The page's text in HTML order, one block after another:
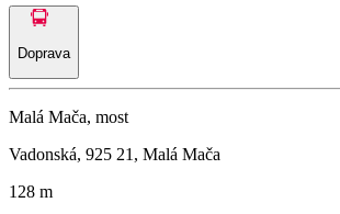
Doprava
Malá Mača, most
Vadonská, 925 21, Malá Mača
128 m